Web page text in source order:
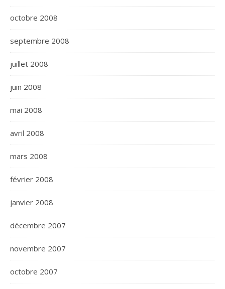
octobre 2008
septembre 2008
juillet 2008
juin 2008
mai 2008
avril 2008
mars 2008
février 2008
janvier 2008
décembre 2007
novembre 2007
octobre 2007